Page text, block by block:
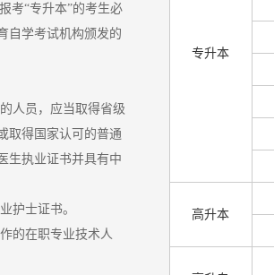
考“专升本”的考生必
自学考试机构颁发的
人员，应当取得省级
取得国家认可的普通
生执业证书并具有中
护士证书。
的在职专业技术人
专升本
高升本